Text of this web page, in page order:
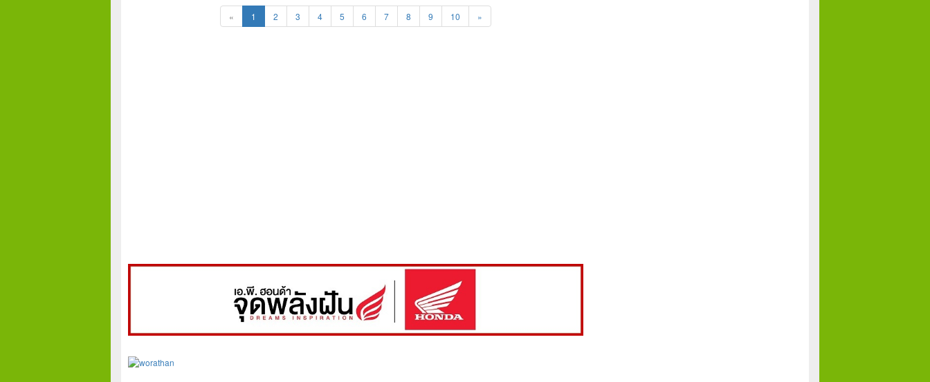
« 1 2 3 4 5 6 7 8 9 10 »